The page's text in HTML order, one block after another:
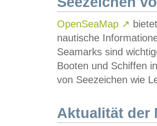
OpenSeaMap ↗
nautische
Seamarks sind
Booten und Schiffen
von Seezeichen wie
Aktualität der